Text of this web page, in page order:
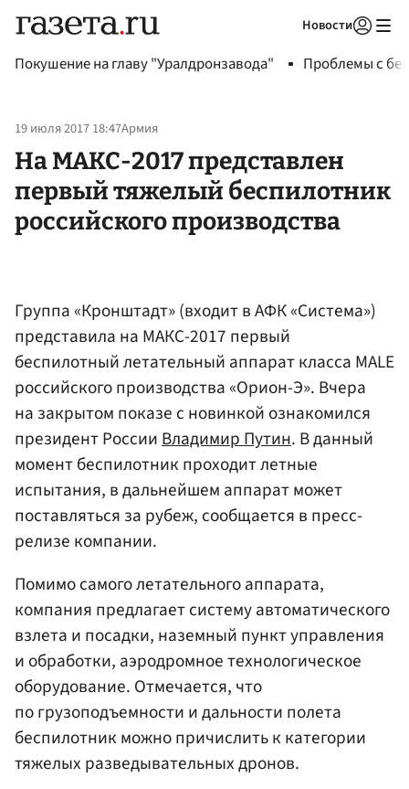
Новости
Покушение на главу "Уралдронзавода" Проблемы с
19 июля 2017 18:47Армия
На МАКС-2017 представлен
первый тяжелый беспилотник
российского производства
Группа «Кронштадт» (входит в АФК «Система»)
представила на МАКС-2017 первый
беспилотный летательный аппарат класса MALE
российского производства «Орион-Э». Вчера
на закрытом показе с новинкой ознакомился
президент РоссииВладимир Путин. В данный
момент беспилотник проходит летные
испытания, в дальнейшем аппарат может
поставляться за рубеж, сообщается в пресс-
релизе компании.
Помимо самого летательного аппарата,
компания предлагает систему автоматического
взлета и посадки, наземный пункт управления
и обработки, аэродромное технологическое
оборудование. Отмечается, что
по грузоподъемности и дальности полета
беспилотник можно причислить к категории
тяжелых разведывательных дронов.